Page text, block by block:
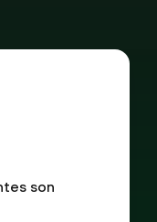
son